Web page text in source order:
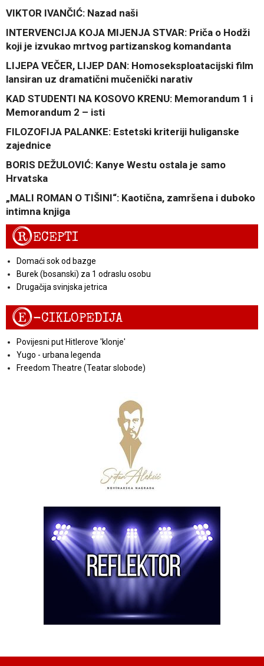
VIKTOR IVANČIĆ: Nazad naši
INTERVENCIJA KOJA MIJENJA STVAR: Priča o Hodži
koji je izvukao mrtvog partizanskog komandanta
LIJEPA VEČER, LIJEP DAN: Homoseksploatacijski film
lansiran uz dramatični mučenički narativ
KAD STUDENTI NA KOSOVO KRENU: Memorandum 1 i
Memorandum 2 – isti
FILOZOFIJA PALANKE: Estetski kriteriji huliganske
zajednice
BORIS DEŽULOVIĆ: Kanye Westu ostala je samo
Hrvatska
„MALI ROMAN O TIŠINI“: Kaotična, zamršena i duboko
intimna knjiga
RECEPTI
Domaći sok od bazge
Burek (bosanski) za 1 odraslu osobu
Drugačija svinjska jetrica
E-CIKLOPEDIJA
Povijesni put Hitlerove 'klonje'
Yugo - urbana legenda
Freedom Theatre (Teatar slobode)